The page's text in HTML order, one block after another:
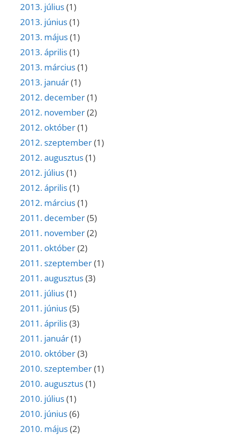
2013. július(1)
2013. június(1)
2013. május(1)
2013. április(1)
2013. március(1)
2013. január(1)
2012. december(1)
2012. november(2)
2012. október(1)
2012. szeptember(1)
2012. augusztus(1)
2012. július(1)
2012. április(1)
2012. március(1)
2011. december(5)
2011. november(2)
2011. október(2)
2011. szeptember(1)
2011. augusztus(3)
2011. július(1)
2011. június(5)
2011. április(3)
2011. január(1)
2010. október(3)
2010. szeptember(1)
2010. augusztus(1)
2010. július(1)
2010. június(6)
2010. május(2)